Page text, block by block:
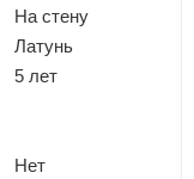
На стену
Латунь
5 лет
Нет